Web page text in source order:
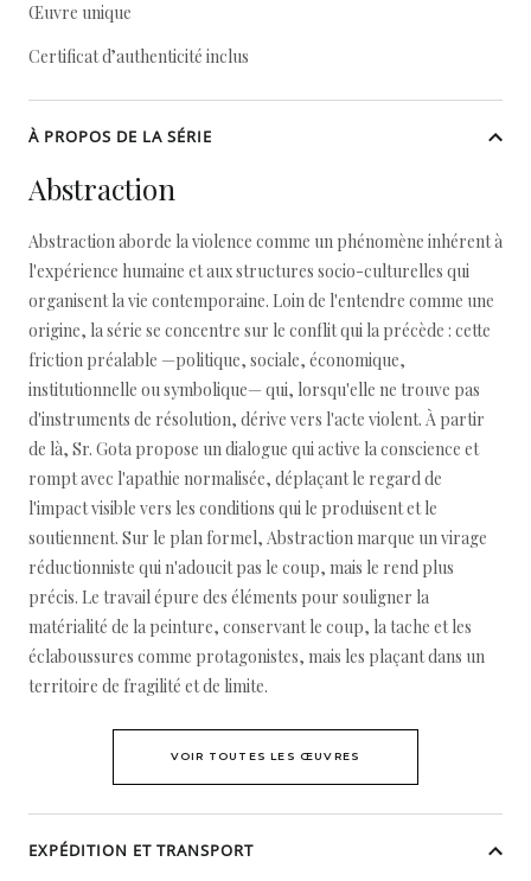
Œuvre unique
Certificat d’authenticité inclus
À PROPOS DE LA SÉRIE
Abstraction
Abstraction aborde la violence comme un phénomène inhérent à
l'expérience humaine et aux structures socio-culturelles qui
organisent la vie contemporaine. Loin de l'entendre comme une
origine, la série se concentre sur le conflit qui la précède : cette
friction préalable —politique, sociale, économique,
institutionnelle ou symbolique— qui, lorsqu'elle ne trouve pas
d'instruments de résolution, dérive vers l'acte violent. À partir
de là, Sr. Gota propose un dialogue qui active la conscience et
rompt avec l'apathie normalisée, déplaçant le regard de
l'impact visible vers les conditions qui le produisent et le
soutiennent. Sur le plan formel, Abstraction marque un virage
réductionniste qui n'adoucit pas le coup, mais le rend plus
précis. Le travail épure des éléments pour souligner la
matérialité de la peinture, conservant le coup, la tache et les
éclaboussures comme protagonistes, mais les plaçant dans un
territoire de fragilité et de limite.
VOIR TOUTES LES ŒUVRES
EXPÉDITION ET TRANSPORT